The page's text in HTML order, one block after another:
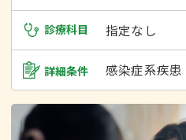
診療科目 指定なし
詳細条件 感染症系疾患